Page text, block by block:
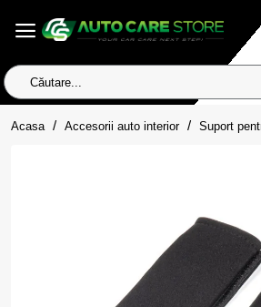
Căutare...
Acasa homeAccesorii auto interior Suport